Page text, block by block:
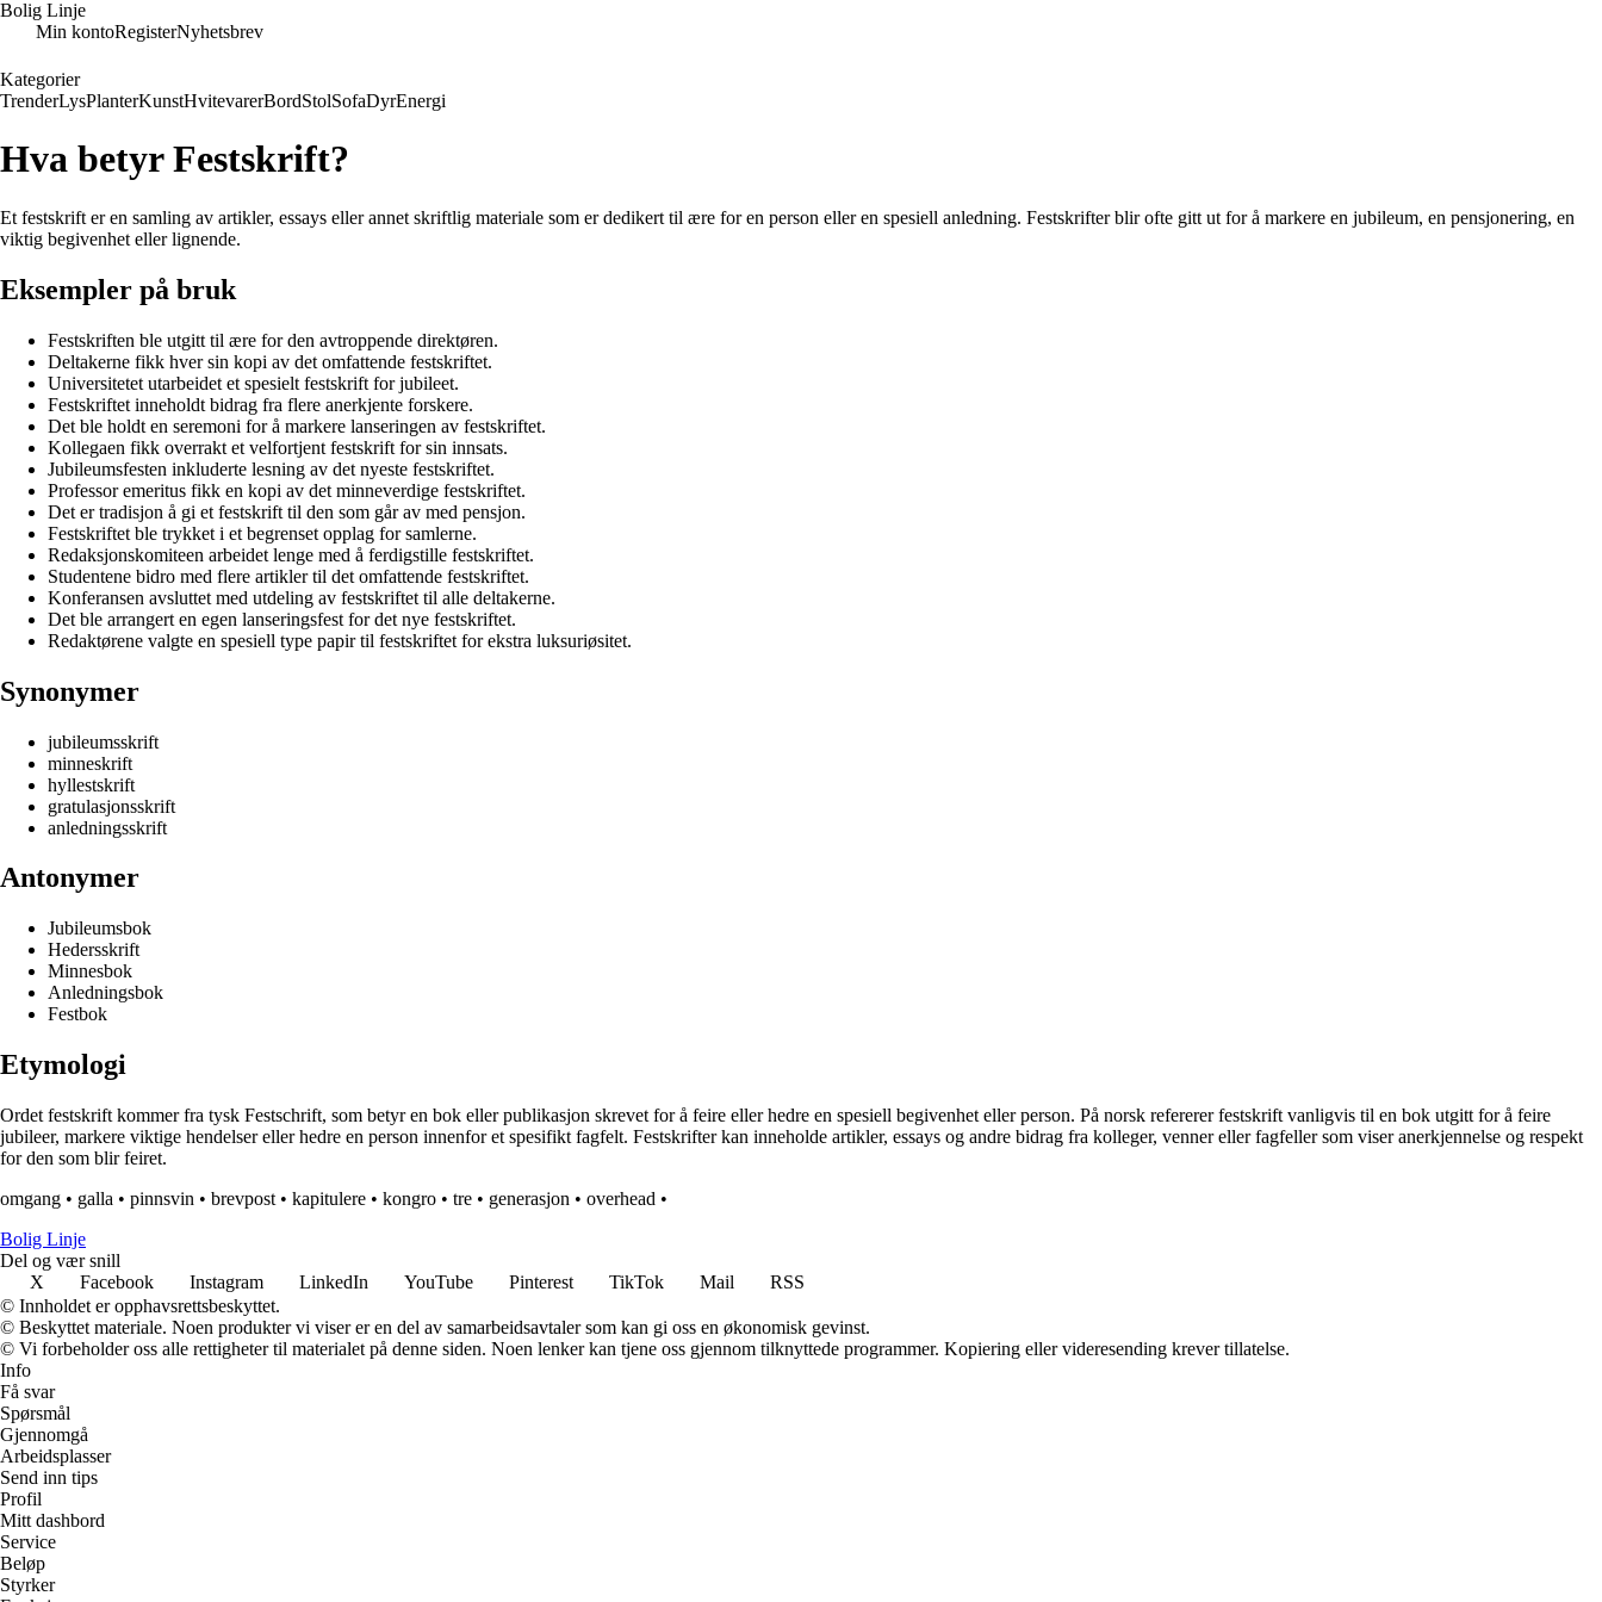
Bolig Linje
Min kontoRegisterNyhetsbrev
Kategorier
TrenderLysPlanterKunstHvitevarerBordStolSofaDyrEnergi
Hva betyr Festskrift?
Et festskrift er en samling av artikler, essays eller annet skriftlig materiale som er dedikert til ære for en person eller en spesiell anledning. Festskrifter blir ofte gitt ut for å markere en jubileum, en pensjonering, en
viktig begivenhet eller lignende.
Eksempler på bruk
Festskriften ble utgitt til ære for den avtroppende direktøren.
Deltakerne fikk hver sin kopi av det omfattende festskriftet.
Universitetet utarbeidet et spesielt festskrift for jubileet.
Festskriftet inneholdt bidrag fra flere anerkjente forskere.
Det ble holdt en seremoni for å markere lanseringen av festskriftet.
Kollegaen fikk overrakt et velfortjent festskrift for sin innsats.
Jubileumsfesten inkluderte lesning av det nyeste festskriftet.
Professor emeritus fikk en kopi av det minneverdige festskriftet.
Det er tradisjon å gi et festskrift til den som går av med pensjon.
Festskriftet ble trykket i et begrenset opplag for samlerne.
Redaksjonskomiteen arbeidet lenge med å ferdigstille festskriftet.
Studentene bidro med flere artikler til det omfattende festskriftet.
Konferansen avsluttet med utdeling av festskriftet til alle deltakerne.
Det ble arrangert en egen lanseringsfest for det nye festskriftet.
Redaktørene valgte en spesiell type papir til festskriftet for ekstra luksuriøsitet.
Synonymer
jubileumsskrift
minneskrift
hyllestskrift
gratulasjonsskrift
anledningsskrift
Antonymer
Jubileumsbok
Hedersskrift
Minnesbok
Anledningsbok
Festbok
Etymologi
Ordet festskrift kommer fra tysk Festschrift, som betyr en bok eller publikasjon skrevet for å feire eller hedre en spesiell begivenhet eller person. På norsk refererer festskrift vanligvis til en bok utgitt for å feire
jubileer, markere viktige hendelser eller hedre en person innenfor et spesifikt fagfelt. Festskrifter kan inneholde artikler, essays og andre bidrag fra kolleger, venner eller fagfeller som viser anerkjennelse og respekt
for den som blir feiret.
omgang • galla • pinnsvin • brevpost • kapitulere • kongro • tre • generasjon • overhead •
Bolig Linje
Del og vær snill
X
Facebook Instagram LinkedIn YouTube Pinterest TikTok Mail
RSS
© Innholdet er opphavsrettsbeskyttet.
© Beskyttet materiale. Noen produkter vi viser er en del av samarbeidsavtaler som kan gi oss en økonomisk gevinst.
© Vi forbeholder oss alle rettigheter til materialet på denne siden. Noen lenker kan tjene oss gjennom tilknyttede programmer. Kopiering eller videresending krever tillatelse.
Info
Få svar
Spørsmål
Gjennomgå
Arbeidsplasser
Send inn tips
Profil
Mitt dashbord
Service
Beløp
Styrker